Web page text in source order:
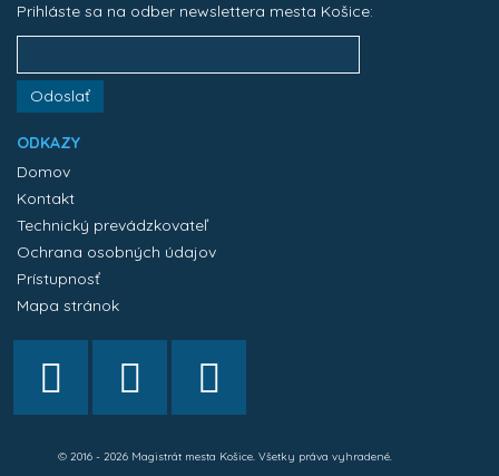
Prihláste sa na odber newslettera mesta Košice:
Odoslať
ODKAZY
Domov
Kontakt
Technický prevádzkovateľ
Ochrana osobných údajov
Prístupnosť
Mapa stránok
© 2016 - 2026 Magistrát mesta Košice. Všetky práva vyhradené.